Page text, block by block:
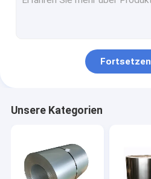
Polieredelstahl-Streifen
Helles getempertes Rohr
SS schweißten Rohr
Fortsetzen
Unsere Kategorien